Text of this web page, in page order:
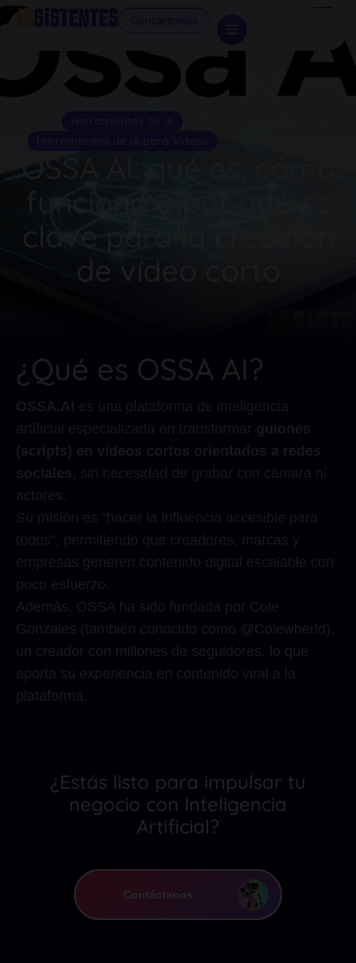
de vídeo corto
¿Qué es OSSA AI?
todos”, permitiendo que creadores, marcas y
empresas generen contenido digital escalable con
poco esfuerzo.
Además, OSSA ha sido fundada por Cole
Gonzales (también conocido como @Colewherld),
un creador con millones de seguidores, lo que
aporta su experiencia en contenido viral a la
plataforma.
¿Estás listo para impulsar tu
negocio con Inteligencia
Artificial?
Contáctanos